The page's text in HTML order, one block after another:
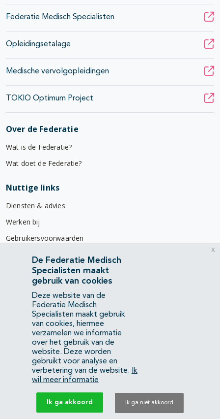
Federatie Medisch Specialisten
Opleidingsetalage
Medische vervolgopleidingen
TOKIO Optimum Project
Over de Federatie
Wat is de Federatie?
Wat doet de Federatie?
Nuttige links
Diensten & advies
Werken bij
Gebruikersvoorwaarden
Privacyverklaring
Contact
Mercatorlaan 1200
3528 BL Utrecht
(088) 505 34 34
info@richtlijnendatabase.nl
YouTubeLinkedIn
KvK Federatie Medisch Specialisten:40483480
Privacyverklaring
De Federatie Medisch
Specialisten maakt
gebruik van cookies
Deze website van de
Federatie Medisch
Specialisten maakt gebruik
van cookies, hiermee
verzamelen we informatie
over het gebruik van de
website. Deze worden
gebruikt voor analyse en
verbetering van de website.
Ik
wil meer informatie
Ik ga akkoord Ik ga niet akkoord
x